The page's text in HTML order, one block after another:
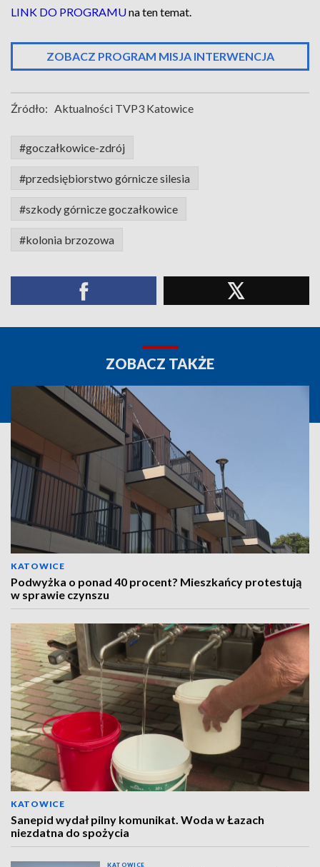
LINK DO PROGRAMUna ten temat.
ZOBACZ PROGRAM MISJA INTERWENCJA
Źródło: Aktualności TVP3 Katowice
#goczałkowice-zdrój
#przedsiębiorstwo górnicze silesia
#szkody górnicze goczałkowice
#kolonia brzozowa
ZOBACZ TAKŻE
KATOWICE
Podwyżka o ponad 40 procent? Mieszkańcy protestują
w sprawie czynszu
KATOWICE
Sanepid wydał pilny komunikat. Woda w Łazach
niezdatna do spożycia
KATOWICE